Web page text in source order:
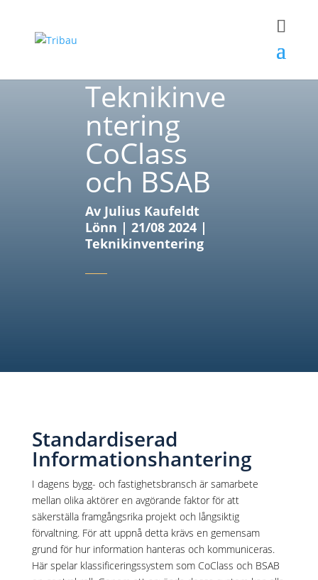
Teknikinve
ntering
CoClass
och BSAB
Av Julius Kaufeldt
Lönn | 21/08 2024|
Teknikinventering
Standardiserad
Informationshantering
I dagens bygg- och fastighetsbransch är samarbete
mellan olika aktörer en avgörande faktor för att
säkerställa framgångsrika projekt och långsiktig
förvaltning. För att uppnå detta krävs en gemensam
grund för hur information hanteras och kommuniceras.
Här spelar klassificeringssystem som CoClass och BSAB